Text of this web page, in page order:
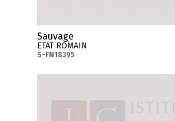
Sauvage
ETAT ROMAIN
S-FN18395